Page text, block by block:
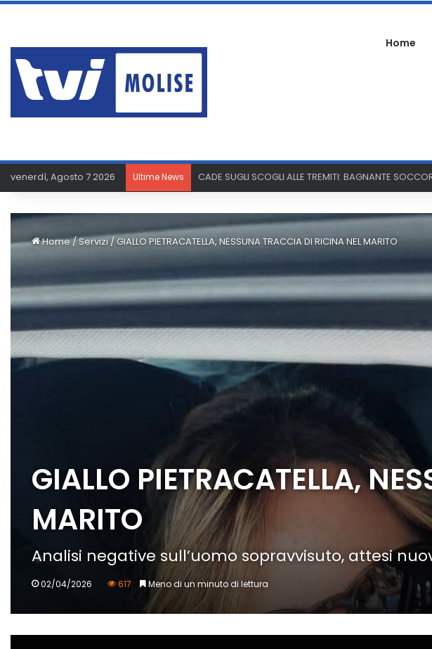
Home
venerdì, Agosto 7 2026 Ultime News PAURA A SAN GIACOMO: UOMO AGGREDITO NELLA
Home/Servizi/GIALLO PIETRACATELLA, NESSUNA TRACCIA DI RICINA NEL MARITO
GIALLO PIETRACATELLA,
MARITO
Analisi negative sull’uomo sopravvisuto, attesi
02/04/2026 617 Meno di un minuto di lettura